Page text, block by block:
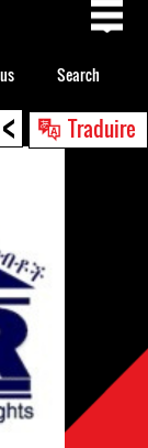
< Traduire
Search